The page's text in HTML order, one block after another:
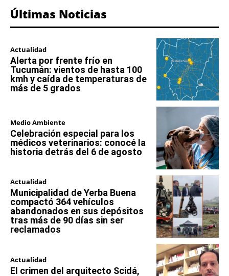
Últimas Noticias
Actualidad
Alerta por frente frío en
Tucumán: vientos de hasta 100
kmh y caída de temperaturas de
más de 5 grados
Medio Ambiente
Celebración especial para los
médicos veterinarios: conocé la
historia detrás del 6 de agosto
Actualidad
Municipalidad de Yerba Buena
compactó 364 vehículos
abandonados en sus depósitos
tras más de 90 días sin ser
reclamados
Actualidad
El crimen del arquitecto Scidá,